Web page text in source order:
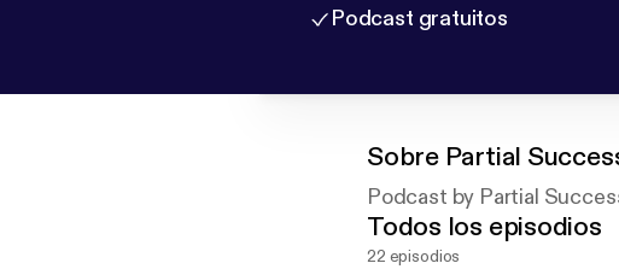
Podcast gratuitos
Sobre Partial
Podcast by Partial
Todos los episodios
22 episodios